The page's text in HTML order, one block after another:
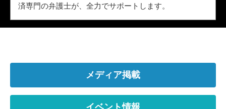
済専門の弁護士が、全力でサポートします。
メディア掲載
イベント情報